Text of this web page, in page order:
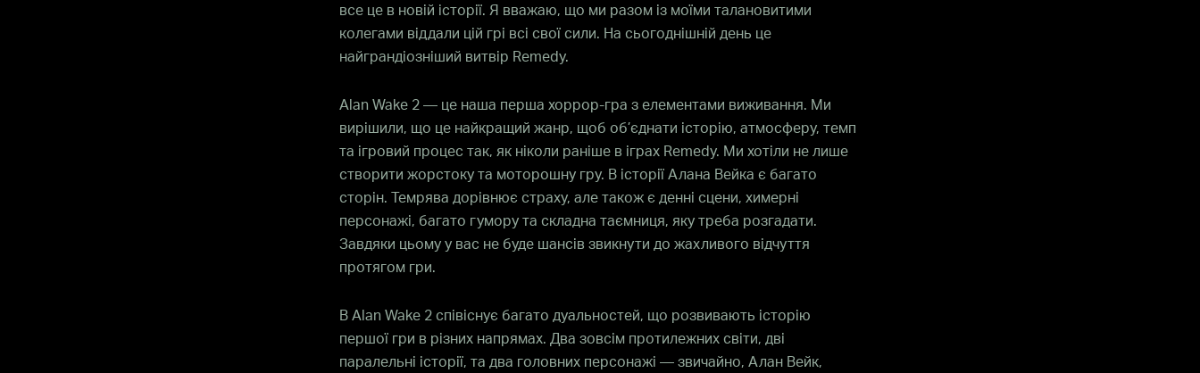
все це в новій історії. Я вважаю, що ми разом із моїми талановитими
колегами віддали цій грі всі свої сили. На сьогоднішній день це
найграндіозніший витвір Remedy.
Alan Wake 2 — це наша перша хоррор-гра з елементами виживання. Ми
вирішили, що це найкращий жанр, щоб об’єднати історію, атмосферу, темп
та ігровий процес так, як ніколи раніше в іграх Remedy. Ми хотіли не лише
створити жорстоку та моторошну гру. В історії Алана Вейка є багато
сторін. Темрява дорівнює страху, але також є денні сцени, химерні
персонажі, багато гумору та складна таємниця, яку треба розгадати.
Завдяки цьому у вас не буде шансів звикнути до жахливого відчуття
протягом гри.
В Alan Wake 2 співіснує багато дуальностей, що розвивають історію
першої гри в різних напрямах. Два зовсім протилежних світи, дві
паралельні історії, та два головних персонажі — звичайно, Алан Вейк,